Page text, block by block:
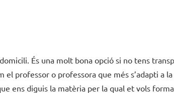
És una molt bona opció si no tens
el professor o professora que més s’adapti a la
ens diguis la matèria per la qual et vols